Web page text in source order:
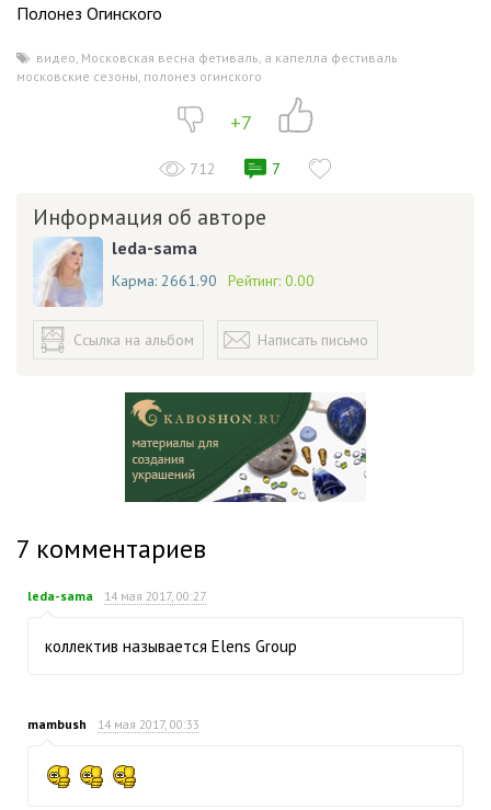
Полонез Огинского
видео Московская весна фетиваль а капелла фестиваль
московские сезоны полонез огинского
+7
712 7
Информация об авторе
leda-sama
Карма: 2661.90 Рейтинг: 0.00
Ссылка на альбом Написать письмо
7 комментариев
leda-sama 14 мая 2017, 00:27
коллектив называется Elens Group
mambush 14 мая 2017, 00:33